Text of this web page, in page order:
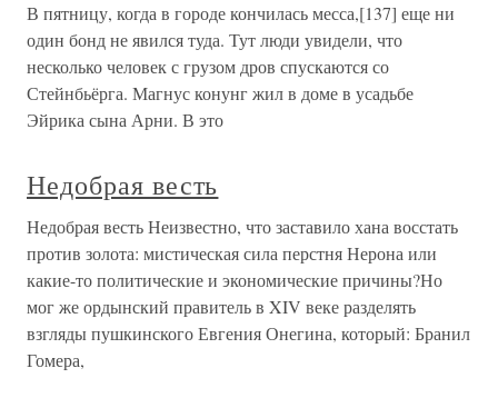
В пятницу, когда в городе кончилась месса,[137] еще ни
один бонд не явился туда. Тут люди увидели, что
несколько человек с грузом дров спускаются со
Стейнбьёрга. Магнус конунг жил в доме в усадьбе
Эйрика сына Арни. В это
Недобрая весть
Недобрая весть Неизвестно, что заставило хана восстать
против золота: мистическая сила перстня Нерона или
какие-то политические и экономические причины?Но
мог же ордынский правитель в XIV веке разделять
взгляды пушкинского Евгения Онегина, который: Бранил
Гомера,